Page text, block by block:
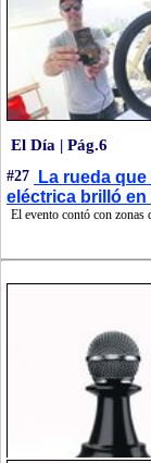
El Día | Pág.6
#27
La rueda
eléctrica brilló
El evento contó con zonas